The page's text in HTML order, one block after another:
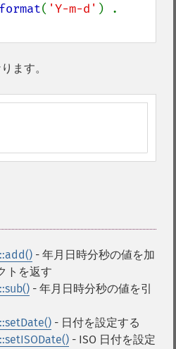
format( 'Y-m-d'
ます。
- 年月日時分秒の値を加
トを返す
- 年月日時分秒の値を引
- 日付を設定する
- ISO 日付を設定